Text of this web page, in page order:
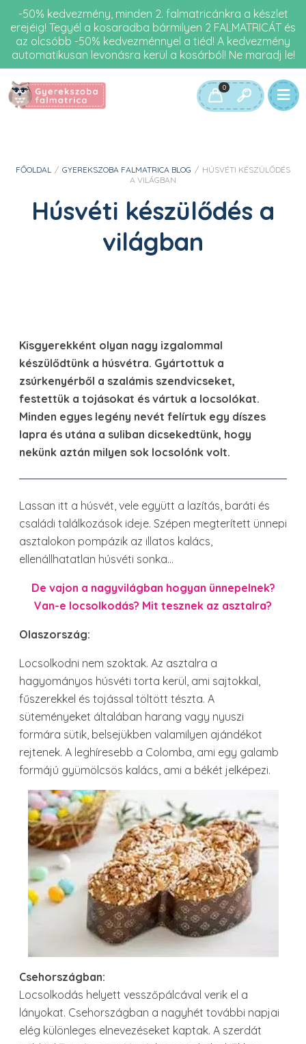
-50% kedvezmény, minden 2. falmatricánkra a készlet
erejéig! Tegyél a kosaradba bármilyen 2 FALMATRICÁT és
az olcsóbb -50% kedvezménnyel a tiéd! A kedvezmény
automatikusan levonásra kerül a kosárból! Ne maradj le!
0
FŐOLDAL / GYEREKSZOBA FALMATRICA BLOG / HÚSVÉTI KÉSZÜLŐDÉS
A VILÁGBAN
Húsvéti készülődés a
világban
Kisgyerekként olyan nagy izgalommal
készülődtünk a húsvétra. Gyártottuk a
zsúrkenyérből a szalámis szendvicseket,
festettük a tojásokat és vártuk a locsolókat.
Minden egyes legény nevét felírtuk egy díszes
lapra és utána a suliban dicsekedtünk, hogy
nekünk aztán milyen sok locsolónk volt.
Lassan itt a húsvét, vele együtt a lazítás, baráti és
családi találkozások ideje. Szépen megterített ünnepi
asztalokon pompázik az illatos kalács,
ellenállhatatlan húsvéti sonka…
De vajon a nagyvilágban hogyan ünnepelnek?
Van-e locsolkodás? Mit tesznek az asztalra?
Olaszország:
Locsolkodni nem szoktak. Az asztalra a
hagyományos húsvéti torta kerül, ami sajtokkal,
fűszerekkel és tojással töltött tészta. A
süteményeket általában harang vagy nyuszi
formára sütik, belsejükben valamilyen ajándékot
rejtenek. A leghíresebb a Colomba, ami egy galamb
formájú gyümölcsös kalács, ami a békét jelképezi.
Csehországban:
Locsolkodás helyett vesszőpálcával verik el a
lányokat. Csehországban a nagyhét további napjai
elég különleges elnevezéseket kaptak. A szerdát